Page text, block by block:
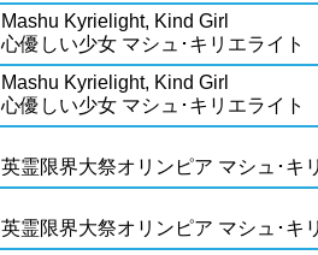
Mashu Kyrielight, Kind Girl
心優しい少女 マシュ･キリエライト
Mashu Kyrielight, Kind Girl
心優しい少女 マシュ･キリエライト
英霊限界大祭オリンピア マシュ･キ
英霊限界大祭オリンピア マシュ･キ